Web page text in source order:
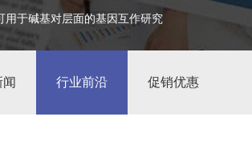
于碱基对层面的基因互作研究
行业前沿 促销优惠